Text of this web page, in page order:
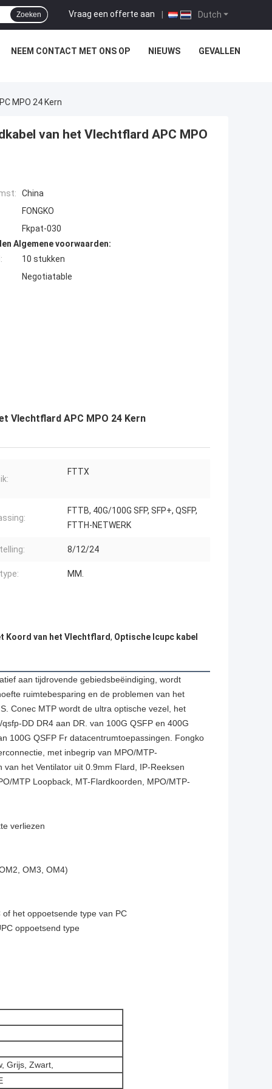
Dutch
Vraag een offerte aan |
Zoeken
NEEM CONTACT MET ONS OP NIEUWS GEVALLEN
MPO 24 Kern
van het Vlechtflard APC MPO
China
FONGKO
Fkpat-030
Algemene voorwaarden:
10 stukken
Negotiatable
Vlechtflard APC MPO 24 Kern
FTTX
FTTB, 40G/100G SFP, SFP+, QSFP,
FTTH-NETWERK
8/12/24
MM.
Koord van het Vlechtflard, Optische lcupc kabel
aan tijdrovende gebiedsbeëindiging, wordt
ruimtebesparing en de problemen van het
Conec MTP wordt de ultra optische vezel, het
DD DR4 aan DR. van 100G QSFP en 400G
100G QSFP Fr datacentrumtoepassingen. Fongko
met inbegrip van MPO/MTP-
het Ventilator uit 0.9mm Flard, IP-Reeksen
MTP Loopback, MT-Flardkoorden, MPO/MTP-
verliezen
OM3, OM4)
het oppoetsende type van PC
oppoetsend type
Grijs, Zwart,